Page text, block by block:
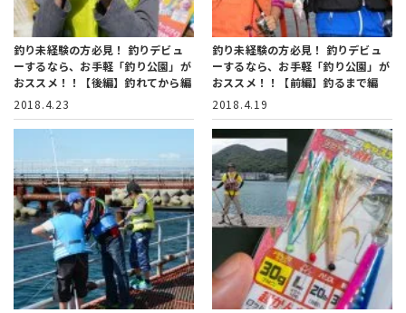
釣り未経験の方必見！ 釣りデビュ
ーするなら、お手軽「釣り公園」が
おススメ！！【後編】釣れてから編
2018.4.23
釣り未経験の方必見！ 釣りデビュ
ーするなら、お手軽「釣り公園」が
おススメ！！【前編】釣るまで編
2018.4.19